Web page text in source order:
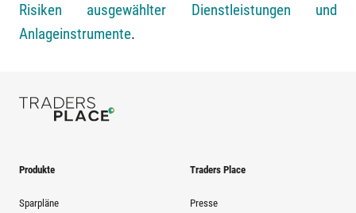
Risiken ausgewählter Dienstleistungen und
Anlageinstrumente.
Produkte
Sparpläne
Traders Place
Presse